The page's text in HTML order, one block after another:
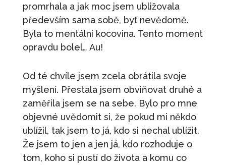
promrhala a jak moc jsem ubližovala
především sama sobě, byť nevědomě.
Byla to mentální kocovina. Tento moment
opravdu bolel… Au!
Od té chvíle jsem zcela obrátila svoje
myšlení. Přestala jsem obviňovat druhé a
zaměřila jsem se na sebe. Bylo pro mne
objevné uvědomit si, že pokud mi někdo
ublížil, tak jsem to já, kdo si nechal ublížit.
Že jsem to jen a jen já, kdo rozhoduje o
tom, koho si pustí do života a komu co